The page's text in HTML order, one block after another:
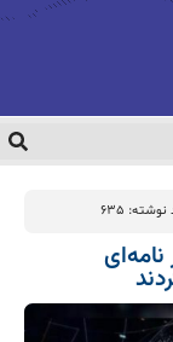
635
نامه‌ای